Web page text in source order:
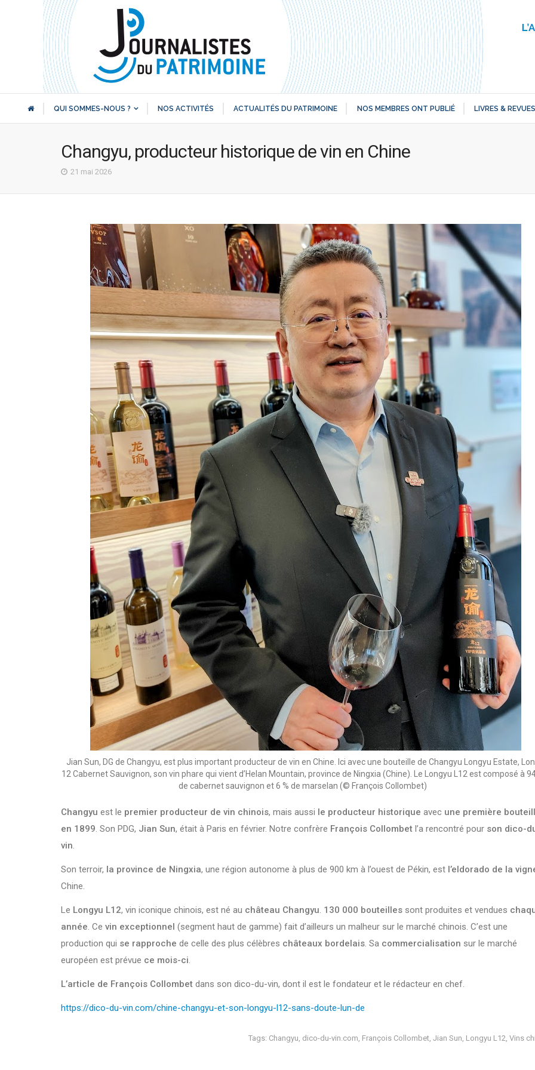
QUI SOMMES-NOUS ? NOS ACTIVITÉS ACTUALITÉS DU PATRIMOINE NOS MEMBRES ONT PUBLIÉ LIVRES & REVUES
Changyu, producteur historique de vin en Chine
21 mai 2026
Jian Sun, DG de Changyu, est plus important producteur de vin en Chine. Ici avec une bouteille de Changyu Longyu Estate,
12 Cabernet Sauvignon, son vin phare qui vient d’Helan Mountain, province de Ningxia (Chine). Le Longyu L12 est composé à
de cabernet sauvignon et 6 % de marselan (© François Collombet)
Changyu est le premier producteur de vin chinois, mais aussi le producteur historique avec une première
en 1899. Son PDG, Jian Sun, était à Paris en février. Notre confrère François Collombet l’a rencontré pour son dico-
vin.
Son terroir, la province de Ningxia, une région autonome à plus de 900 km à l’ouest de Pékin, est l’eldorado de la
Chine.
Le Longyu L12, vin iconique chinois, est né au château Changyu. 130 000 bouteilles sont produites et vendues
année. Ce vin exceptionnel (segment haut de gamme) fait d’ailleurs un malheur sur le marché chinois. C’est une
production qui se rapproche de celle des plus célèbres châteaux bordelais. Sa commercialisation sur le marché
européen est prévue ce mois-ci.
L’article de François Collombet dans son dico-du-vin, dont il est le fondateur et le rédacteur en chef.
https://dico-du-vin.com/chine-changyu-et-son-longyu-l12-sans-doute-lun-de
Tags: Changyu, dico-du-vin.com, François Collombet, Jian Sun, Longyu L12, Vins